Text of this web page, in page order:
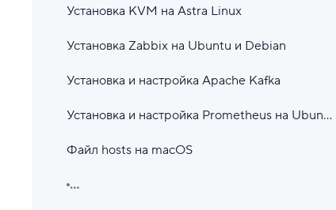
Установка KVM на Astra Linux
Установка Zabbix на Ubuntu и Debian
Установка и настройка Apache Kafka
Установка и настройка Prometheus на Ubuntu 24.04
Файл hosts на macOS
...